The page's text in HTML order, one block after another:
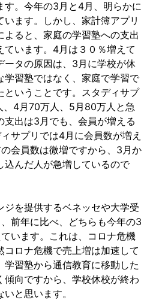
す。今年の3月と 4月、明らかに
ます。しかし、家計簿アプリ
ると、家庭の学習塾への支出
います。 4月は３０％増えて
タの原因は、 3月に学校が休
学習塾ではなく、家庭で学習で
ということです。スタディサプ
4月70万人、 5月 80万人と急
支出は3月でも、会員が増える
サプリでは4月に会員数が増え
会員数は微増ですから、 3月か
込んだ人が急増しているので
ジを提供するベネッセや大学受
前年に比べ、どちらも今年の3
います。これは、コロナ危機
コロナ危機で売上増は加速して
学習塾から通信教育に移動した
傾向ですから、学校休校が終わ
と思います。